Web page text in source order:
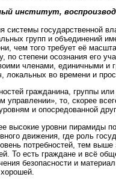
институт,
системы государственной
групп и объединений
чем того требует её
степени осознания его
членами, единичными и
локальных во времени и
гражданина, группы
управлении», то, скорее
и опосредованной
высокие уровни пирамиды
движения, где роль
потребностей, тем выше
То есть граждане и всё
безопасности и